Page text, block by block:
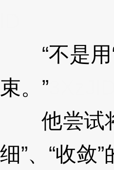
“不是用‘
束。”
他尝试将
细”、“收敛